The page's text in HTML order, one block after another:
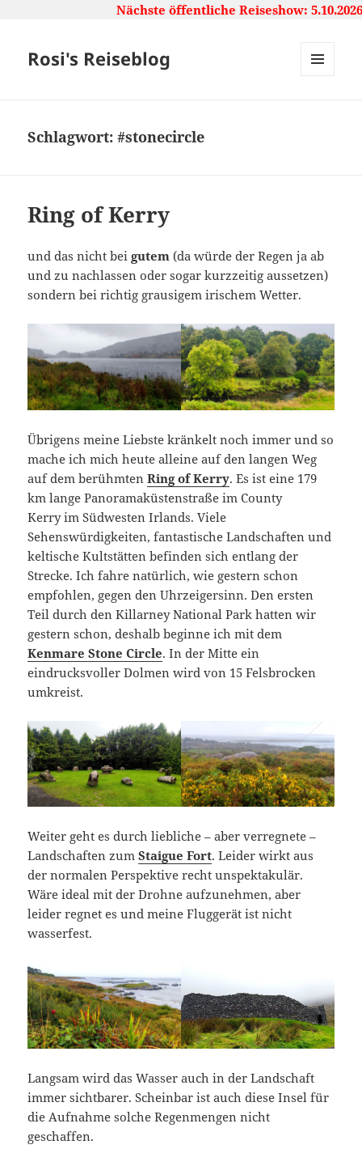
Nächste öffentliche Reiseshow:
Rosi's Reiseblog
Schlagwort:#stonecircle
Ring of Kerry
und das nicht beigutem (da würde der Regen ja ab
und zu nachlassen oder sogar kurzzeitig aussetzen)
sondern bei richtig grausigem irischem Wetter.
Übrigens meine Liebste kränkelt noch immer und so
mache ich mich heute alleine auf den langen Weg
auf dem berühmtenRing of Kerry. Es ist eine 179
km lange Panoramaküstenstraße im County
Kerry im Südwesten Irlands. Viele
Sehenswürdigkeiten, fantastische Landschaften und
keltische Kultstätten befinden sich entlang der
Strecke. Ich fahre natürlich, wie gestern schon
empfohlen, gegen den Uhrzeigersinn. Den ersten
Teil durch den Killarney National Park hatten wir
gestern schon, deshalb beginne ich mit dem
Kenmare Stone Circle. In der Mitte ein
eindrucksvoller Dolmen wird von 15 Felsbrocken
umkreist.
Weiter geht es durch liebliche – aber verregnete –
Landschaften zumStaigue Fort. Leider wirkt aus
der normalen Perspektive recht unspektakulär.
Wäre ideal mit der Drohne aufzunehmen, aber
leider regnet es und meine Fluggerät ist nicht
wasserfest.
Langsam wird das Wasser auch in der Landschaft
immer sichtbarer. Scheinbar ist auch diese Insel für
die Aufnahme solche Regenmengen nicht
geschaffen.